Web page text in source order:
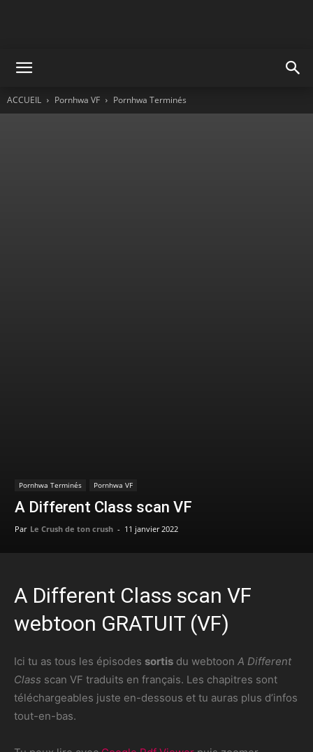
ACCUEIL Pornhwa VF Pornhwa Terminés
Pornhwa Terminés Pornhwa VF
A Different Class scan VF
Par Le Crush de ton crush - 11 janvier 2022
A Different Class scan VF
webtoon GRATUIT (VF)
Ici tu as tous les épisodes sortis du webtoon A Different
Class scan VF traduits en français. Les chapitres sont
téléchargeables juste en-dessous et tu auras plus d’infos
tout-en-bas.